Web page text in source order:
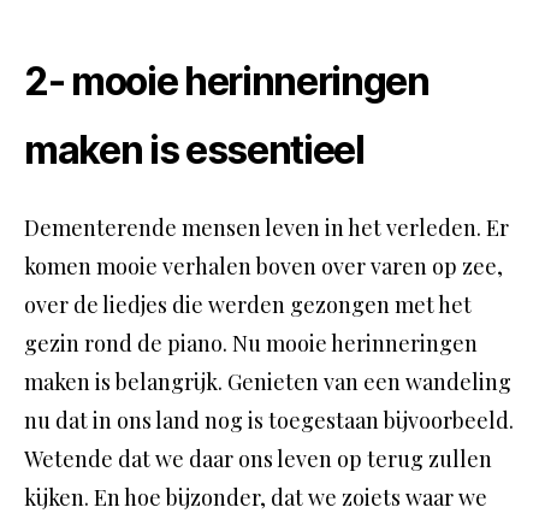
2- mooie herinneringen
maken is essentieel
Dementerende mensen leven in het verleden. Er
komen mooie verhalen boven over varen op zee,
over de liedjes die werden gezongen met het
gezin rond de piano. Nu mooie herinneringen
maken is belangrijk. Genieten van een wandeling
nu dat in ons land nog is toegestaan bijvoorbeeld.
Wetende dat we daar ons leven op terug zullen
kijken. En hoe bijzonder, dat we zoiets waar we